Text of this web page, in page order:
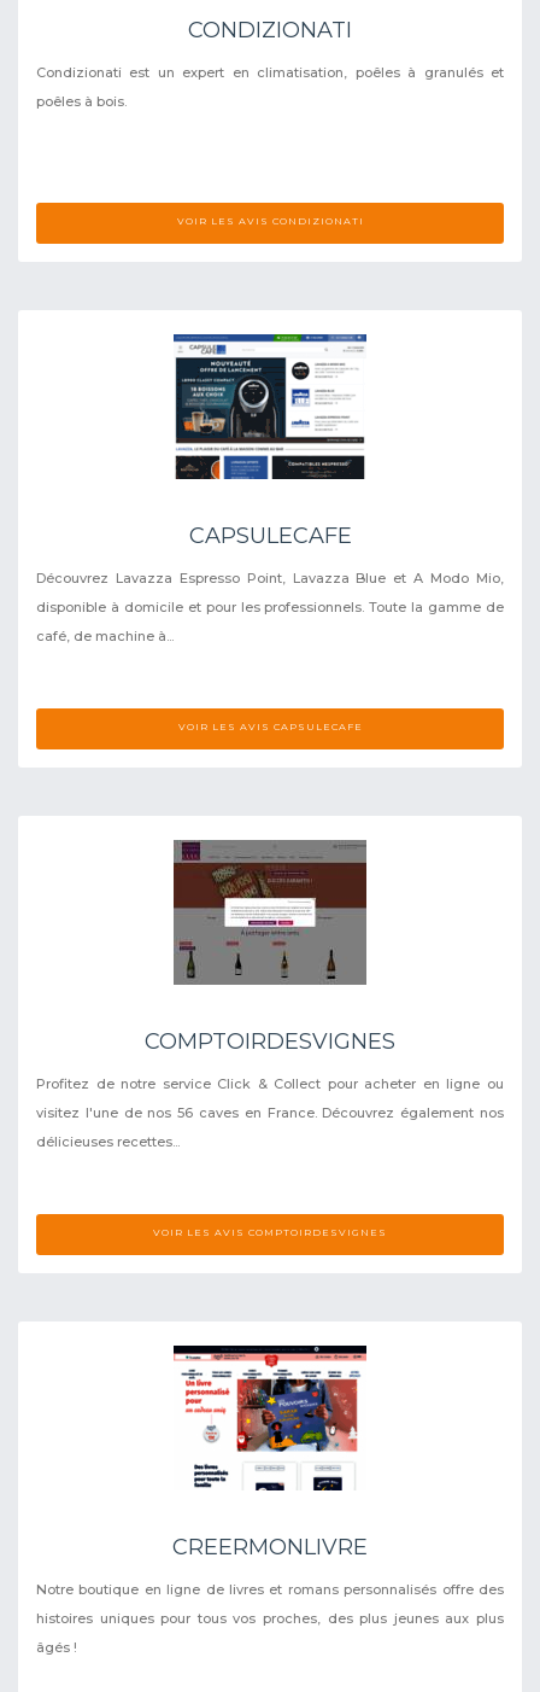
CONDIZIONATI
Condizionati est un expert en climatisation, poêles à granulés et
poêles à bois.
VOIR LES AVIS CONDIZIONATI
CAPSULECAFE
Découvrez Lavazza Espresso Point, Lavazza Blue et A Modo Mio,
disponible à domicile et pour les professionnels. Toute la gamme de
café, de machine à...
VOIR LES AVIS CAPSULECAFE
COMPTOIRDESVIGNES
Profitez de notre service Click & Collect pour acheter en ligne ou
visitez l'une de nos 56 caves en France. Découvrez également nos
délicieuses recettes...
VOIR LES AVIS COMPTOIRDESVIGNES
CREERMONLIVRE
Notre boutique en ligne de livres et romans personnalisés offre des
histoires uniques pour tous vos proches, des plus jeunes aux plus
âgés !